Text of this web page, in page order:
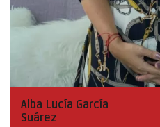
Alba Lucía García
Suárez